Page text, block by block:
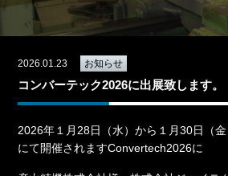
2026.01.23 お知らせ
コンバーテック2026に出展致します。
2026年１月28日（水）から１月30日（
にて開催されますConvertech2026に